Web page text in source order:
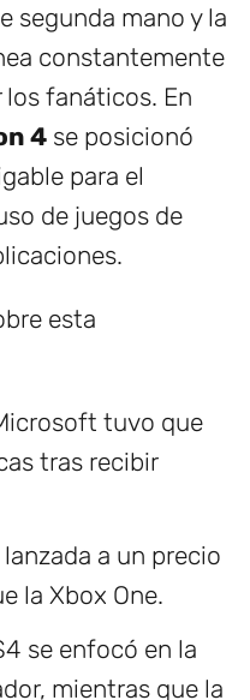
segunda mano y la
constantemente
fanáticos. En
4 se posicionó
para el
de juegos de
esta
tuvo que
tras recibir
a un precio
la Xbox One.
se enfocó en la
mientras que la